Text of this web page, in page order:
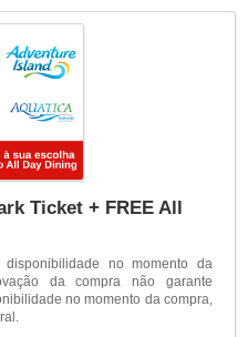
Ticket + FREE All
no momento da
da compra não garante
no momento da compra,